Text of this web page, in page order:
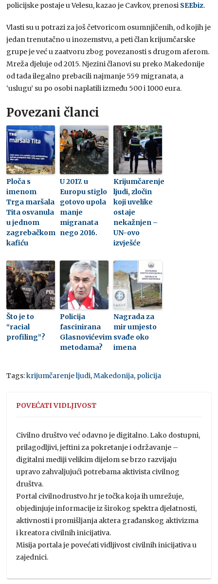
policijske postaje u Velesu, kazao je Cavkov, prenosi SEEbiz.
Vlasti su u potrazi za još četvoricom osumnjičenih, od kojih je
jedan trenutačno u inozemstvu, a peti član krijumčarske
grupe je već u zaatvoru zbog povezanosti s drugom aferom.
Mreža djeluje od 2015. Njezini članovi su preko Makedonije
od tada ilegalno prebacili najmanje 559 migranata, a
‘uslugu’ su po osobi naplatili između 500 i 1000 eura.
Povezani članci
Ploča s
imenom
Trga maršala
Tita osvanula
u jednom
zagrebačkom
kafiću
U 2017. u
Europu stiglo
gotovo upola
manje
migranata
nego 2016.
Krijumčarenje
ljudi, zločin
koji uvelike
ostaje
nekažnjen –
UN-ovo
izvješće
Što je to
“racial
profiling”?
Policija
fascinirana
Glasnovićevim
metodama?
Nagrada za
mir umjesto
svađe oko
imena
Tags:krijumčarenje ljudi,Makedonija, policija
POVEĆATI VIDLJIVOST
Civilno društvo već odavno je digitalno. Lako dostupni,
prilagodljivi, jeftini za pokretanje i održavanje –
digitalni mediji velikim dijelom se brzo razvijaju
upravo zahvaljujući potrebama aktivista civilnog
društva.
Portal civilnodrustvo.hr je točka koja ih umrežuje,
objedinjuje informacije iz širokog spektra djelatnosti,
aktivnosti i promišljanja aktera građanskog aktivizma
i kreatora civilnih inicijativa.
Misija portala je povećati vidljivost civilnih inicijativa u
zajednici.